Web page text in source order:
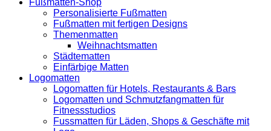
Fußmatten-Shop
Personalisierte Fußmatten
Fußmatten mit fertigen Designs
Themenmatten
Weihnachtsmatten
Städtematten
Einfärbige Matten
Logomatten
Logomatten für Hotels, Restaurants & Bars
Logomatten und Schmutzfangmatten für
Fitnessstudios
Fussmatten für Läden, Shops & Geschäfte mit